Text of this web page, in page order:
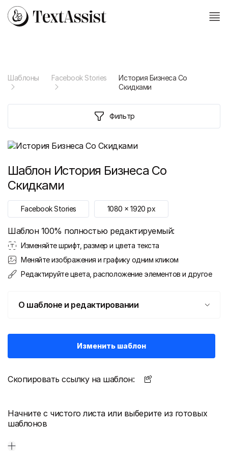
Шаблоны Facebook Stories
История Бизнеса Со
Скидками
Фильтр
Шаблон История Бизнеса Со
Скидками
Facebook Stories 1080 x1920 px
Шаблон 100% полностью редактируемый:
Изменяйте шрифт, размер и цвета текста
Меняйте изображения и графику одним кликом
Редактируйте цвета, расположение элементов и другое
О шаблоне и редактировании
Изменить шаблон
Скопировать ссылку на шаблон:
Начните с чистого листа или выберите из готовых
шаблонов